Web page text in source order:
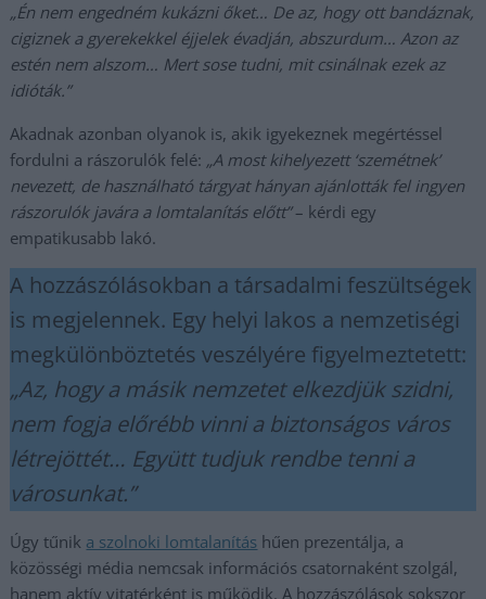
„Én nem engedném kukázni őket… De az, hogy ott bandáznak,
cigiznek a gyerekekkel éjjelek évadján, abszurdum… Azon az
estén nem alszom… Mert sose tudni, mit csinálnak ezek az
idióták.”
Akadnak azonban olyanok is, akik igyekeznek megértéssel
fordulni a rászorulók felé: „A most kihelyezett ‘szemétnek’
nevezett, de használható tárgyat hányan ajánlották fel ingyen
rászorulók javára a lomtalanítás előtt”– kérdi egy
empatikusabb lakó.
A hozzászólásokban a társadalmi feszültségek
is megjelennek. Egy helyi lakos a nemzetiségi
megkülönböztetés veszélyére figyelmeztetett:
„Az, hogy a másik nemzetet elkezdjük szidni,
nem fogja előrébb vinni a biztonságos város
létrejöttét… Együtt tudjuk rendbe tenni a
városunkat.”
Úgy tűnik a szolnoki lomtalanítás hűen prezentálja, a
közösségi média nemcsak információs csatornaként szolgál,
hanem aktív vitatérként is működik. A hozzászólások sokszor